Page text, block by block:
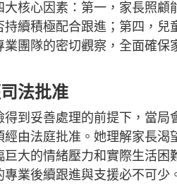
核心因素：第一，家長照
續積極配合跟進；第四，
團隊的密切觀察，全面確保
法批准
得到妥善處理的前提下，當
由法庭批准。她理解家長
大的情緒壓力和實際生活
業後續跟進與支援必不可少